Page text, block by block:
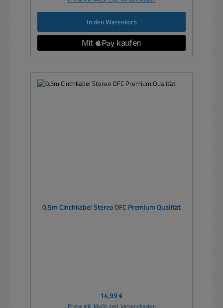
In den Warenkorb
0,5m Cinchkabel Stereo OFC Premium Qualität
Regulärer Preis:
14,99 €
Preise inkl. MwSt. zzgl. Versandkosten